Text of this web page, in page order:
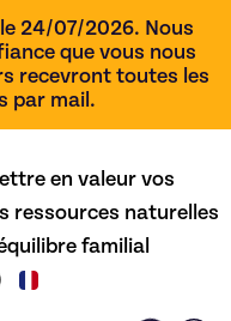
24/07/2026. Nous
que vous nous
recevront toutes les
par mail.
en valeur vos
ressources naturelles
familial